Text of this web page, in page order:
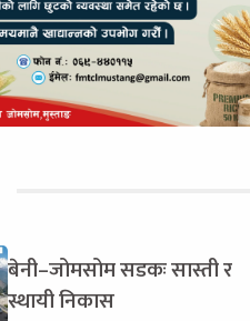
बेनी–जोमसोम सडकः सास्ती र
स्थायी निकास